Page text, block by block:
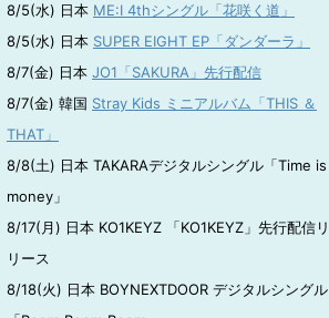
8/5(水) 日本 ME:I 4thシングル「花咲く道」
8/5(水) 日本 SUPER EIGHT EP「ダンダーラ」
8/7(金) 日本 JO1「SAKURA」先行配信
8/7(金) 韓国 Stray Kids ミニアルバム「THIS ＆
THAT」
8/8(土) 日本 TAKARAデジタルシングル「Time is
money」
8/17(月) 日本 KO1KEYZ 「KO1KEYZ」先行配信リ
リース
8/18(火) 日本 BOYNEXTDOOR デジタルシングル